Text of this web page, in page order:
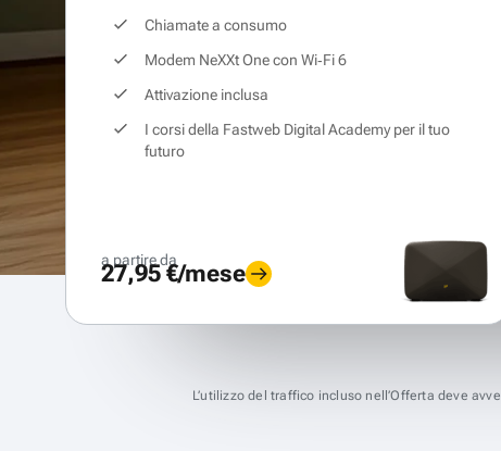
Chiamate a consumo
Modem NeXXt One con Wi‑Fi 6
Attivazione inclusa
I corsi della Fastweb Digital Academy per il tuo
futuro
a partire da
27,95 €/mese
L’utilizzo del traffico incluso nell’Offerta deve